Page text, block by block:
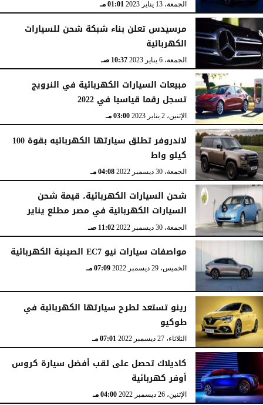
الجمعة، 13 يناير 2023 01:01 مـ
مرسيدس تعلن بناء شبكة شحن للسيارات
الكهربائية
الجمعة، 6 يناير 2023 10:37 صـ
مبيعات السيارات الكهربائية في النرويج
تسجل رقما قياسيا في 2022
الإثنين، 2 يناير 2023 03:00 مـ
لاندروفر تطلق سيارتها الكهربائيه بقوة 100
كيلو واط
الجمعة، 30 ديسمبر 2022 04:08 مـ
شحن السيارات الكهربائية، قيمة شحن
السيارات الكهربائية في مصر مطلع يناير
الجمعة، 30 ديسمبر 2022 11:02 صـ
مواصفات سيارات نيو EC7 الصينية الكهربائية
الخميس، 29 ديسمبر 2022 07:09 مـ
رينو تستعد لطرح سيارتها الكهربائية في
طوكيو
الثلاثاء، 27 ديسمبر 2022 07:01 مـ
كاديلاك تحصل على لقب أفضل سيارة كروس
أوفر كهربائية
الإثنين، 26 ديسمبر 2022 04:00 مـ